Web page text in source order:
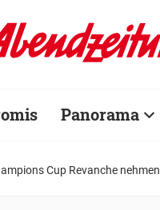
Panorama
Cup Revanche nehmen